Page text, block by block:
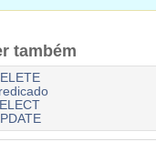
também